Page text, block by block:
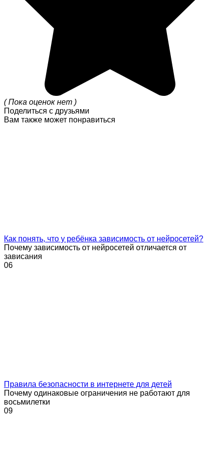
( Пока оценок нет )
Поделиться с друзьями
Вам также может понравиться
Как понять, что у ребёнка зависимость от нейросетей?
Почему зависимость от нейросетей отличается от
зависания
06
Правила безопасности в интернете для детей
Почему одинаковые ограничения не работают для
восьмилетки
09